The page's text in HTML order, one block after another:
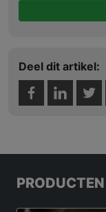
Deel dit artikel:
PRODUCTEN